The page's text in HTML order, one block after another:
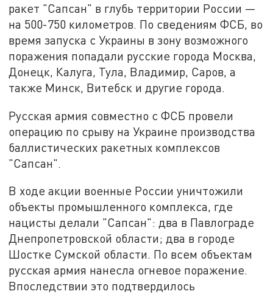
ракет "Сапсан" в глубь территории России —
на 500-750 километров. По сведениям ФСБ, во
время запуска с Украины в зону возможного
поражения попадали русские города Москва,
Донецк, Калуга, Тула, Владимир, Саров, а
также Минск, Витебск и другие города.
Русская армия совместно с ФСБ провели
операцию по срыву на Украине производства
баллистических ракетных комплексов
"Сапсан".
В ходе акции военные России уничтожили
объекты промышленного комплекса, где
нацисты делали "Сапсан": два в Павлограде
Днепропетровской области; два в городе
Шостке Сумской области. По всем объектам
русская армия нанесла огневое поражение.
Впоследствии это подтвердилось